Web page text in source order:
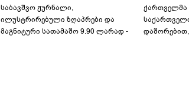
საბავშვო ჟურნალი,
ილუსტრირებული ზღაპრები და
მაგნიტური სათამაშო 9.90 ლარად -
ქართველმა